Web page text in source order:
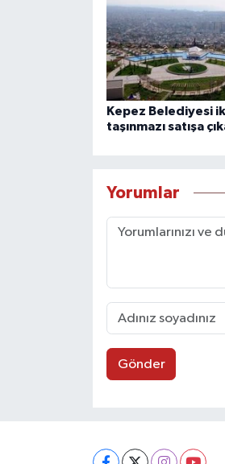
Kepez Belediyesi
taşınmazı satışa
Yorumlar
Gönder